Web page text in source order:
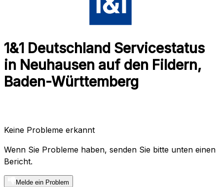
1&1 Deutschland Servicestatus
in Neuhausen auf den Fildern,
Baden-Württemberg
Keine Probleme erkannt
Wenn Sie Probleme haben, senden Sie bitte unten einen
Bericht.
Melde ein Problem